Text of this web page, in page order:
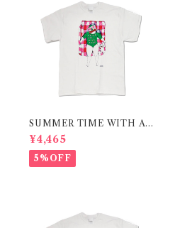
SUMMER TIME WITH A
CAT / RED / T-shirt 在庫限
りで終了
¥4,465
5%OFF